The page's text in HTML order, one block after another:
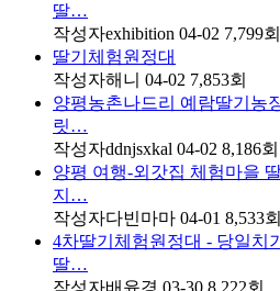
딸…
작성자exhibition 04-02 7,799회
딸기체험원정대
작성자해니 04-02 7,853회
양평농촌나드리 예람딸기농
릿…
작성자ddnjsxkal 04-02 8,186회
양평 여행-외갓집 체험마을
지…
작성자다빈마마 04-01 8,533회
4차딸기체험원정대 - 당일치
딸…